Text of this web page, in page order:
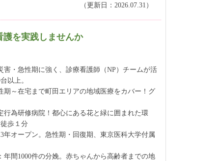
（更新日：2026.07.31）
を実践しませんか
害・急性期に強く、診療看護師（NP）チームが活
以上。
期～在宅まで町田エリアの地域医療をカバー！グ
行為研修病院！都心にある花と緑に囲まれた環
歩１分
年オープン。急性期・回復期、東京医科大学付属
年間1000件の分娩。赤ちゃんから高齢者までの地